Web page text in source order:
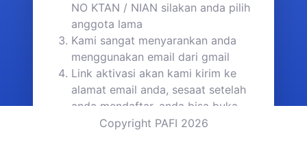
NO KTAN / NIAN silakan anda pilih
anggota lama
Kami sangat menyarankan anda
menggunakan email dari gmail
Link aktivasi akan kami kirim ke
alamat email anda, sesaat setelah
anda mendaftar, anda bisa buka
inbox email anda dan jika tidak ada
Copyright PAFI 2026